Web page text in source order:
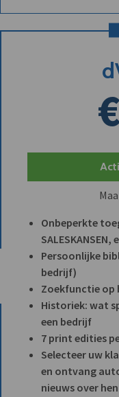
Onbeperkte
Persoonlijke
bedrijf)
Zoekfunctie op
Historiek: wat
een bedrijf
7 print edities
Selecteer uw
en ontvang
nieuws over